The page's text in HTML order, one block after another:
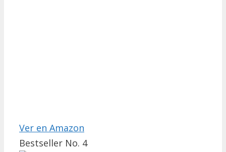
Ver en Amazon
Bestseller No. 4